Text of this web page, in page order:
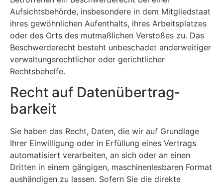
Aufsichtsbehörde, insbesondere in dem Mitgliedstaat
ihres gewöhnlichen Aufenthalts, ihres Arbeitsplatzes
oder des Orts des mutmaßlichen Verstoßes zu. Das
Beschwerderecht besteht unbeschadet anderweitiger
verwaltungsrechtlicher oder gerichtlicher
Rechtsbehelfe.
Recht auf Daten­übertrag­
barkeit
Sie haben das Recht, Daten, die wir auf Grundlage
Ihrer Einwilligung oder in Erfüllung eines Vertrags
automatisiert verarbeiten, an sich oder an einen
Dritten in einem gängigen, maschinenlesbaren Format
aushändigen zu lassen. Sofern Sie die direkte